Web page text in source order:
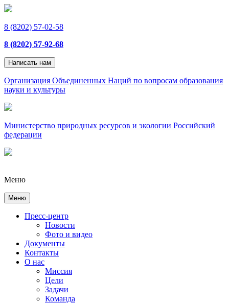
8 (8202) 57-02-58
8 (8202) 57-92-68
Написать нам
Организация Объединенных Наций по вопросам образования
науки и культуры
Министерство природных ресурсов и экологии Российский
федерации
Меню
Меню
Пресс-центр
Новости
Фото и видео
Документы
Контакты
О нас
Миссия
Цели
Задачи
Команда